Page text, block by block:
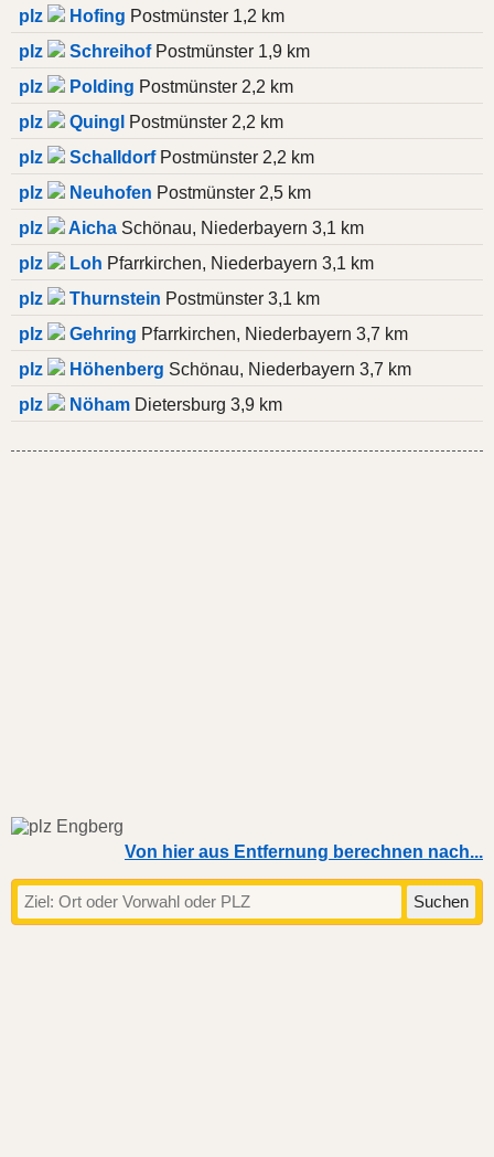
plz
Hofing Postmünster 1,2 km
plz
SchreihofPostmünster 1,9 km
plz
Polding Postmünster 2,2 km
plz
Quingl
Postmünster 2,2 km
plz
SchalldorfPostmünster 2,2 km
plz
Neuhofen Postmünster 2,5 km
plz
Aicha Schönau, Niederbayern 3,1 km
plz
Loh Pfarrkirchen, Niederbayern 3,1 km
plz
Thurnstein Postmünster 3,1 km
plz
Gehring Pfarrkirchen, Niederbayern 3,7 km
plz
Höhenberg Schönau, Niederbayern 3,7 km
plz
Nöham Dietersburg 3,9 km
Von hier aus Entfernung berechnen nach...